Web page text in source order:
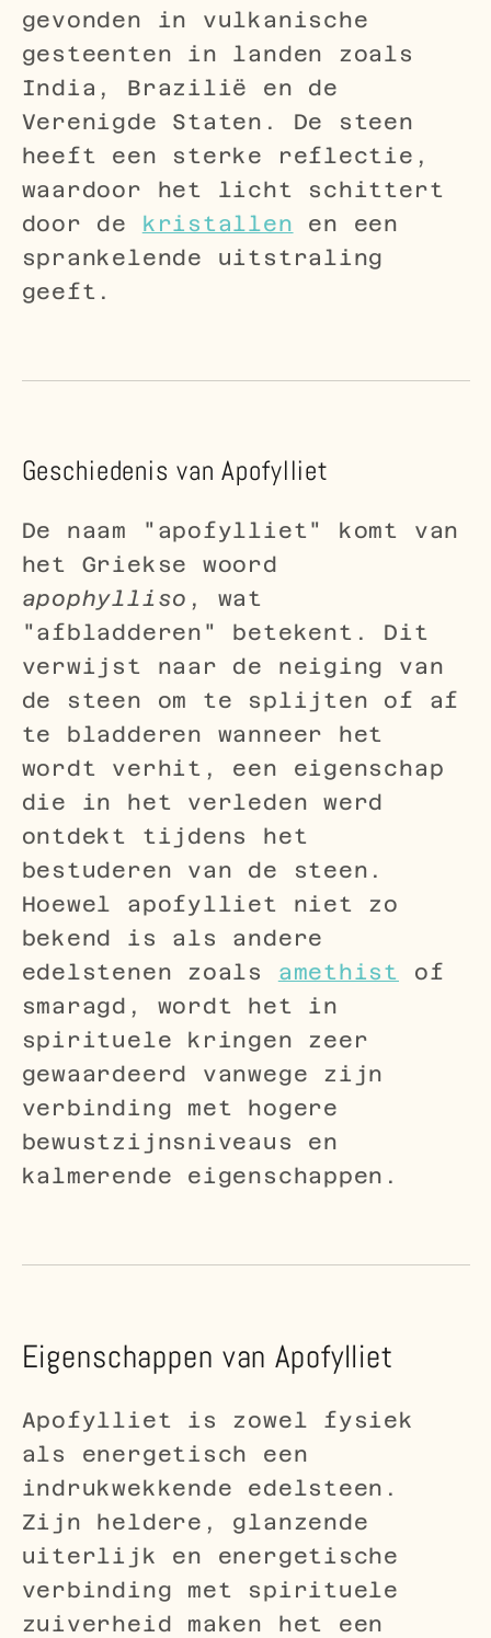
gevonden in vulkanische
gesteenten in landen zoals
India, Brazilië en de
Verenigde Staten. De steen
heeft een sterke reflectie,
waardoor het licht schittert
door de kristallen en een
sprankelende uitstraling
geeft.
Geschiedenis van Apofylliet
De naam "apofylliet" komt van
het Griekse woord
apophylliso , wat
"afbladderen" betekent. Dit
verwijst naar de neiging van
de steen om te splijten of af
te bladderen wanneer het
wordt verhit, een eigenschap
die in het verleden werd
ontdekt tijdens het
bestuderen van de steen.
Hoewel apofylliet niet zo
bekend is als andere
edelstenen zoals amethist
of
smaragd, wordt het in
spirituele kringen zeer
gewaardeerd vanwege zijn
verbinding met hogere
bewustzijnsniveaus en
kalmerende eigenschappen.
Eigenschappen van Apofylliet
Apofylliet is zowel fysiek
als energetisch een
indrukwekkende edelsteen.
Zijn heldere, glanzende
uiterlijk en energetische
verbinding met spirituele
zuiverheid maken het een